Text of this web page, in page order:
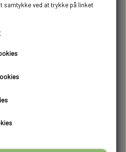
samtykke ved at trykke på linket